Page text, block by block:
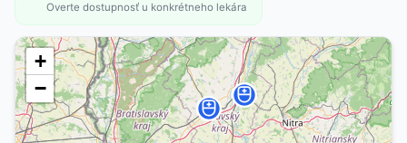
Overte dostupnosť u konkrétneho lekára
+
−